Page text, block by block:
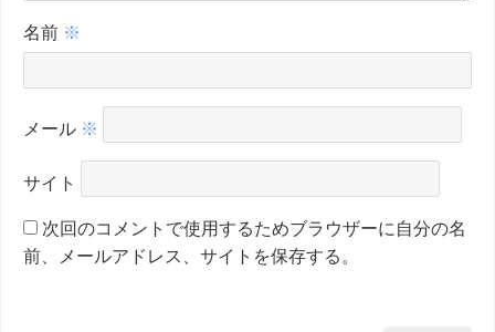
名前 ※
メール ※
サイト
次回のコメントで使用するためブラウザーに自分の名
前、メールアドレス、サイトを保存する。